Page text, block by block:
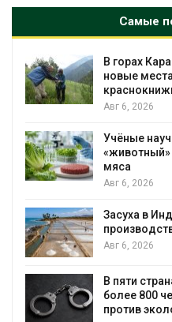
Самые
выявили
в 20 раз
задержали
операции